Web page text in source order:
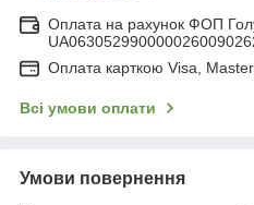
Оплата на рахунок ФОП
Оплата карткою Visa,
Всі умови оплати
Умови повернення